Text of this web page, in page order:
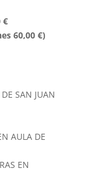
€
60,00 €)
SAN JUAN
AULA DE
EN